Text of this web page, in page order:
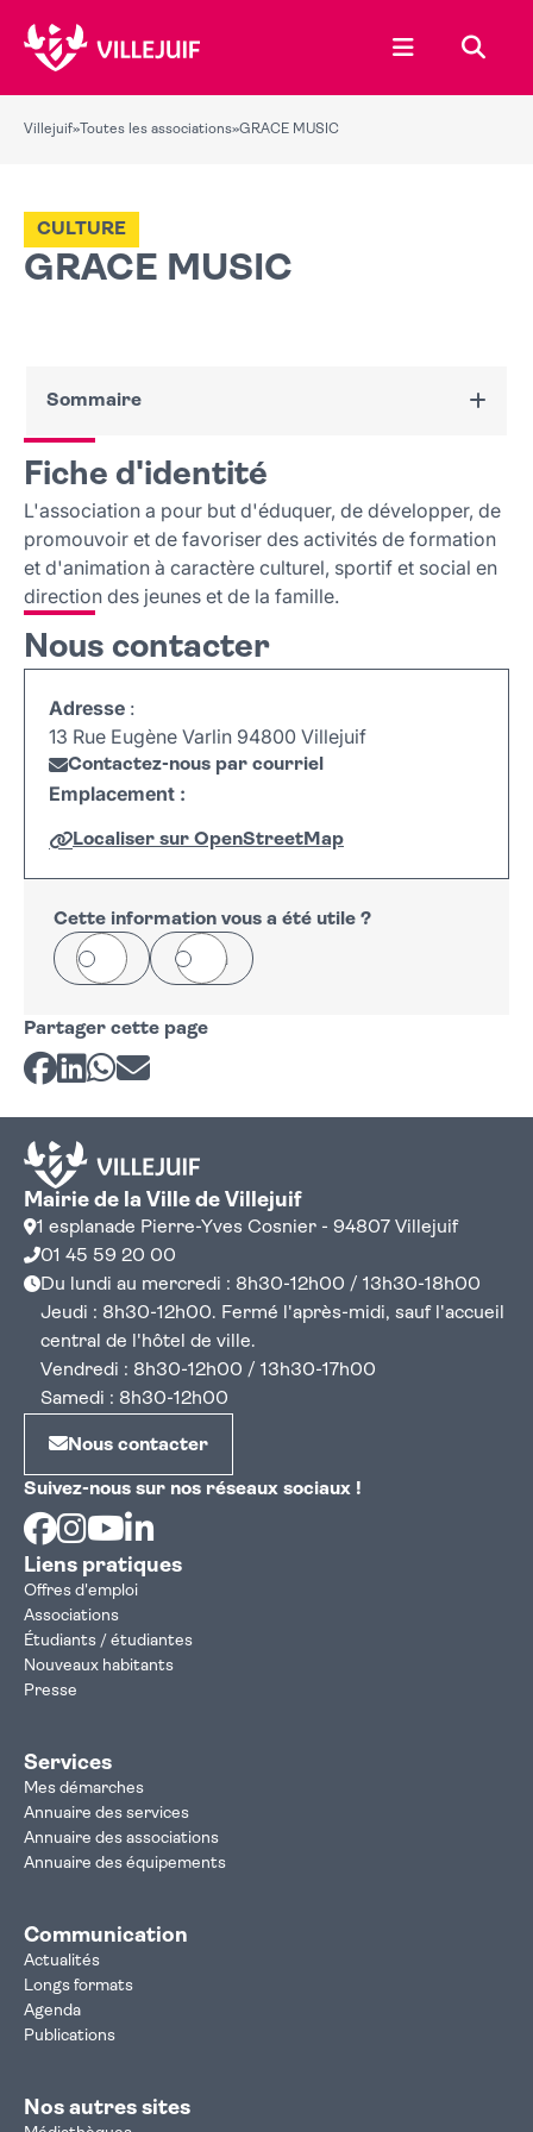
Ouvrir le
Villejuif» Toutes les associations»GRACE MUSIC
GRACE MUSIC
CULTURE
Sommaire
Fiche d'identité
Nous contacter
Fiche d'identité
L'association a pour but d'éduquer, de développer, de
promouvoir et de favoriser des activités de formation
et d'animation à caractère culturel, sportif et social en
direction des jeunes et de la famille.
Nous contacter
Adresse :
13 Rue Eugène Varlin 94800 Villejuif
Contactez-nous par courriel
Emplacement :
Localiser sur OpenStreetMap
+
−
Leaflet
Cette information vous a été utile ?
Oui Non
Partager cette page
Partager sur Facebook
Partager sur LinkedIn
Partager sur Whatsapp
Partager par courriel
Mairie de la Ville de Villejuif
1 esplanade Pierre-Yves Cosnier - 94807 Villejuif
01 45 59 20 00
Du lundi au mercredi : 8h30-12h00 / 13h30-18h00
Jeudi : 8h30-12h00. Fermé l'après-midi, sauf l'accueil
central de l'hôtel de ville.
Vendredi : 8h30-12h00 / 13h30-17h00
Samedi : 8h30-12h00
Nous contacter
Suivez-nous sur nos réseaux sociaux !
Facebook
Instagram
Youtube
Liens pratiques
Offres d'emploi
Associations
Étudiants / étudiantes
Nouveaux habitants
Presse
Services
Mes démarches
Annuaire des services
Annuaire des associations
Annuaire des équipements
Communication
Actualités
Longs formats
Agenda
Publications
Nos autres sites